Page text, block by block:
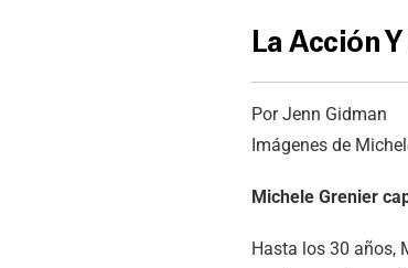
La Acción
Por Jenn Gidman
Imágenes de
Michele Grenier
Hasta los 30 años,